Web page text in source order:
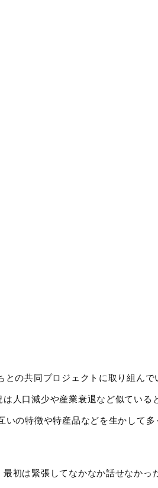
の共同プロジェクトに取り組ん
人口減少や産業衰退など似ている
の特徴や特産品などを生かして
初は緊張してなかなか話せなかっ